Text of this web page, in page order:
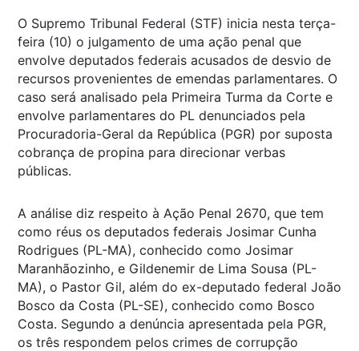
O Supremo Tribunal Federal (STF) inicia nesta terça-
feira (10) o julgamento de uma ação penal que
envolve deputados federais acusados de desvio de
recursos provenientes de emendas parlamentares. O
caso será analisado pela Primeira Turma da Corte e
envolve parlamentares do PL denunciados pela
Procuradoria-Geral da República (PGR) por suposta
cobrança de propina para direcionar verbas
públicas.
A análise diz respeito à Ação Penal 2670, que tem
como réus os deputados federais Josimar Cunha
Rodrigues (PL-MA), conhecido como Josimar
Maranhãozinho, e Gildenemir de Lima Sousa (PL-
MA), o Pastor Gil, além do ex-deputado federal João
Bosco da Costa (PL-SE), conhecido como Bosco
Costa. Segundo a denúncia apresentada pela PGR,
os três respondem pelos crimes de corrupção